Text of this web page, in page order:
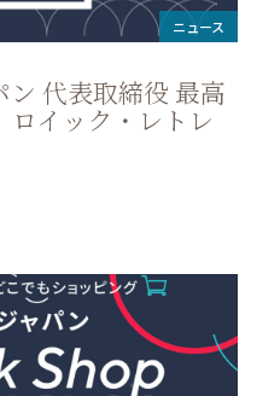
ニュース
代表取締役 最高
イック・レトレ